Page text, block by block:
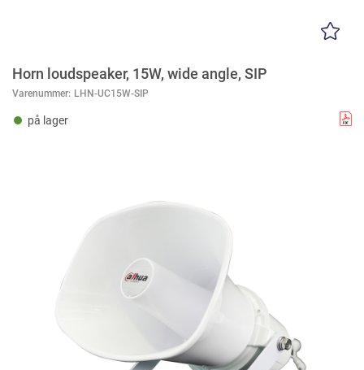
Horn loudspeaker, 15W, wide angle, SIP
Varenummer: LHN-UC15W-SIP
på lager